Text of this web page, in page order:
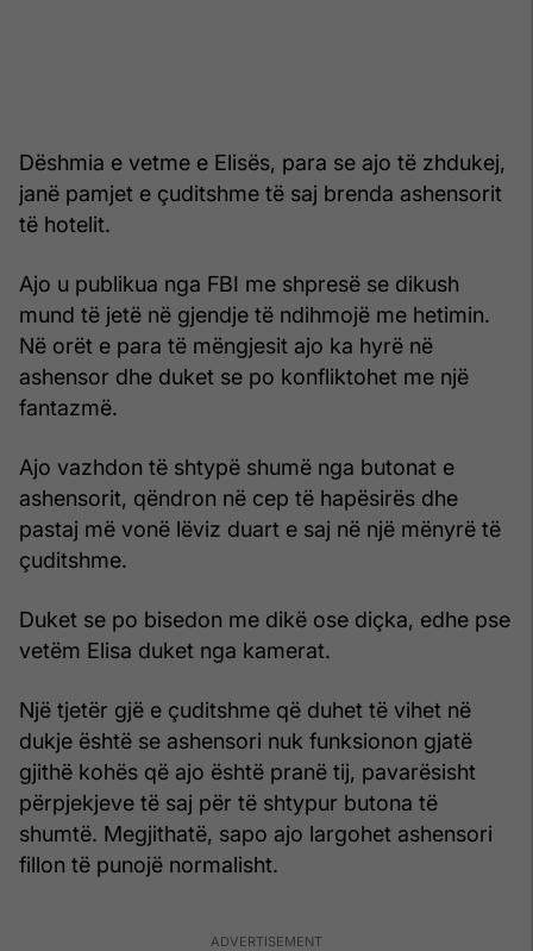
Dëshmia e vetme e Elisës, para se ajo të zhdukej,
janë pamjet e çuditshme të saj brenda ashensorit
të hotelit.
Ajo u publikua nga FBI me shpresë se dikush
mund të jetë në gjendje të ndihmojë me hetimin.
Në orët e para të mëngjesit ajo ka hyrë në
ashensor dhe duket se po konfliktohet me një
fantazmë.
Ajo vazhdon të shtypë shumë nga butonat e
ashensorit, qëndron në cep të hapësirës dhe
pastaj më vonë lëviz duart e saj në një mënyrë të
çuditshme.
Duket se po bisedon me dikë ose diçka, edhe pse
vetëm Elisa duket nga kamerat.
Një tjetër gjë e çuditshme që duhet të vihet në
dukje është se ashensori nuk funksionon gjatë
gjithë kohës që ajo është pranë tij, pavarësisht
përpjekjeve të saj për të shtypur butona të
shumtë. Megjithatë, sapo ajo largohet ashensori
fillon të punojë normalisht.